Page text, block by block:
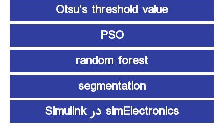
Otsu’s threshold value
PSO
random forest
segmentation
simElectronics در Simulink